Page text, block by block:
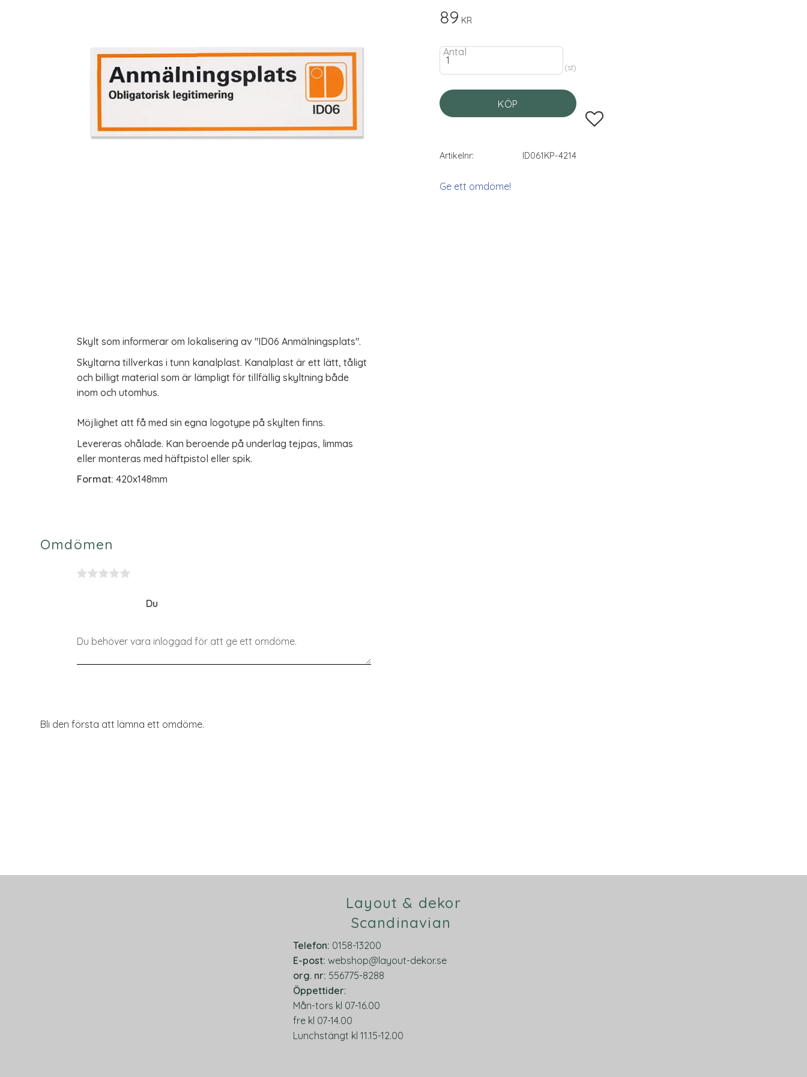
89 KR
Antal
st
KÖP
Lägg till i favoriter
Artikelnr ID061KP-4214
Ge ett omdöme!
Skylt som informerar om lokalisering av "ID06 Anmälningsplats".
Skyltarna tillverkas i tunn kanalplast. Kanalplast är ett lätt, tåligt
och billigt material som är lämpligt för tillfällig skyltning både
inom och utomhus.
Möjlighet att få med sin egna logotype på skylten finns.
Levereras ohålade. Kan beroende på underlag tejpas, limmas
eller monteras med häftpistol eller spik.
Format: 420x148mm
Omdömen
Du
Bli den första att lämna ett omdöme.
Layout & dekor
Scandinavian
Telefon: 0158-13200
E-post: webshop@layout-dekor.se
org. nr: 556775-8288
Öppettider:
Mån-tors kl 07-16.00
fre kl 07-14.00
Lunchstängt kl 11.15-12.00